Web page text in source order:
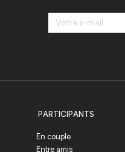
PARTICIPANTS
En couple
Entre amis